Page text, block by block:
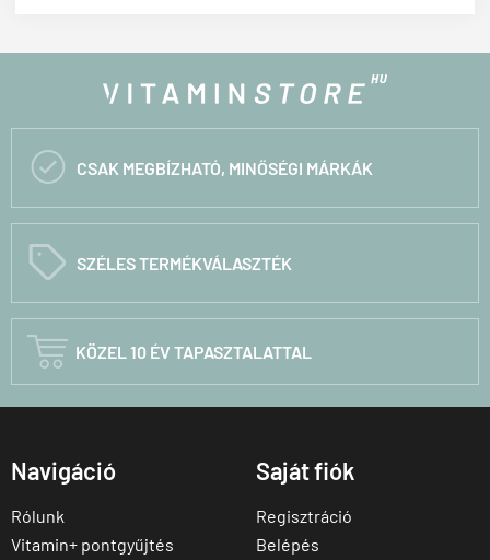
 CSAK MEGBÍZHATÓ, MINŐSÉGI MÁRKÁK
C SZÉLES TERMÉKVÁLASZTÉK
 KÖZEL 10 ÉV TAPASZTALATTAL
Navigáció
Rólunk
Vitamin+ pontgyűjtés
Saját fiók
Regisztráció
Belépés